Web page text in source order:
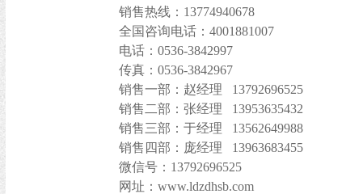
销售热线：13774940678
全国咨询电话：4001881007
电话：0536-3842997
传真：0536-3842967
销售一部： 赵经理 13792696525
销售二部：张经理 13953635432
销售三部：于经理 13562649988
销售四部：庞经理 13963683455
微信号：13792696525
网址：www.ldzdhsb.com